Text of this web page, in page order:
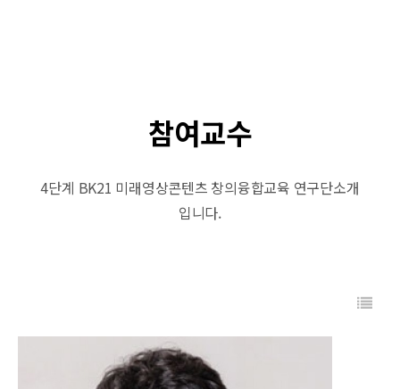
참여교수
4단계 BK21 미래영상콘텐츠 창의융합교육 연구단소개
입니다.